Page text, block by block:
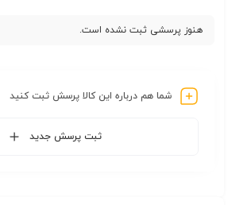
هنوز پرسشی ثبت نشده است.
شما هم درباره این کالا پرسش ثبت کنید
ثبت پرسش جدید